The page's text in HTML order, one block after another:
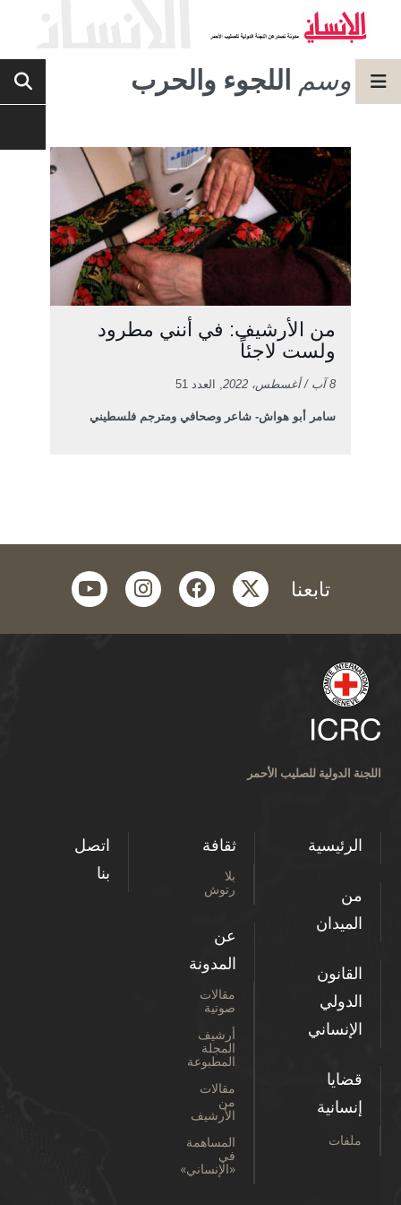
وسم اللجوء والحرب
من الأرشيف: في أنني مطرود
ولست لاجئاً
8 آب / أغسطس، 2022 , العدد 51
سامر أبو هواش- شاعر وصحافي ومترجم فلسطيني
تابعنا twitter
facebook
instagram
youtube
اللجنة الدولية للصليب الأحمر
الرئيسية
من
الميدان
القانون
الدولي
الإنساني
قضايا
إنسانية
ملفات
ثقافة
بلا
رتوش
عن
المدونة
مقالات
صوتية
أرشيف
المجلة
المطبوعة
مقالات
من
الأرشيف
المساهمة
في
«الإنساني»
اتصل
بنا